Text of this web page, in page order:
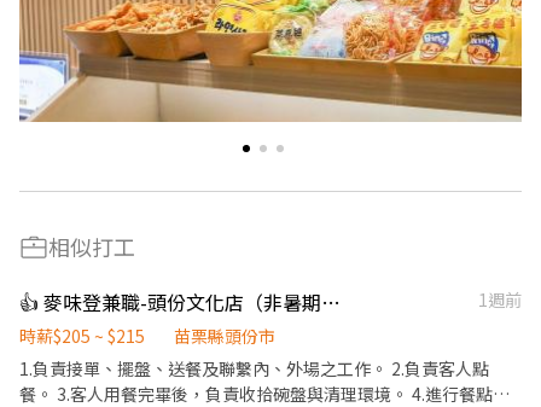
相似打工
👍 麥味登兼職-頭份文化店（非暑期職缺）
1週前
時薪$205 ~ $215
苗栗縣頭份市
1.負責接單、擺盤、送餐及聯繫內、外場之工作。 2.負責客人點
餐。 3.客人用餐完畢後，負責收拾碗盤與清理環境。 4.進行餐點料